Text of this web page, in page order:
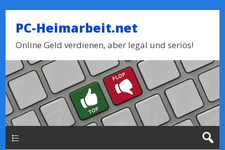
PC-Heimarbeit.net
Online Geld verdienen, aber legal und seriös!